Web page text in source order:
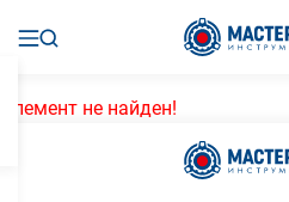
Элемент не найден!